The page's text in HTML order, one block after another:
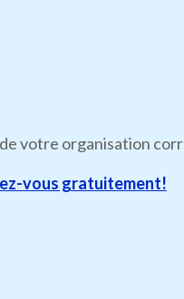
votre organisation
vous gratuitement!